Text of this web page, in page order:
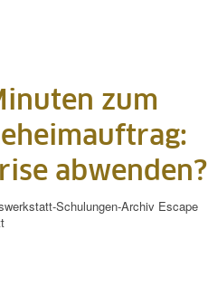
zum
abwenden?
Schulungen-Archiv Escape